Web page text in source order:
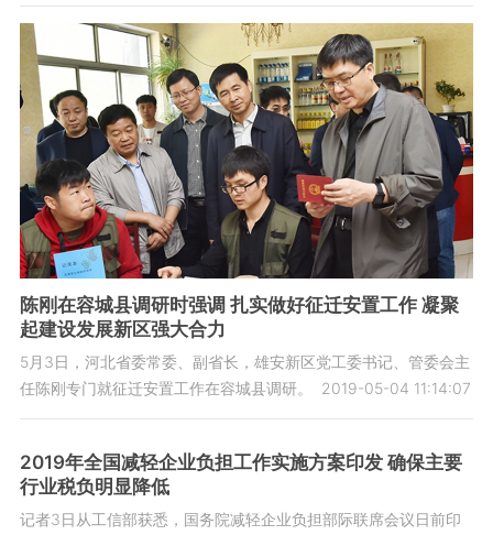
陈刚在容城县调研时强调 扎实做好征迁安置工作 凝聚
起建设发展新区强大合力
5月3日，河北省委常委、副省长，雄安新区党工委书记、管委会主
任陈刚专门就征迁安置工作在容城县调研。
2019-05-04 11:14:07
2019年全国减轻企业负担工作实施方案印发 确保主要
行业税负明显降低
记者3日从工信部获悉，国务院减轻企业负担部际联席会议日前印